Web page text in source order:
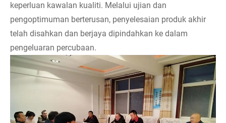
keperluan kawalan kualiti. Melalui ujian dan
pengoptimuman berterusan, penyelesaian produk akhir
telah disahkan dan berjaya dipindahkan ke dalam
pengeluaran percubaan.